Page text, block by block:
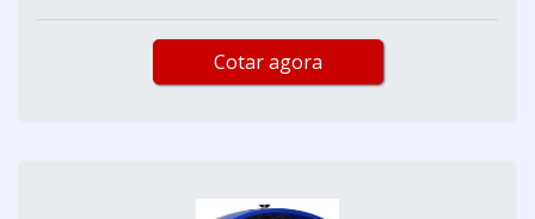
Cotar agora